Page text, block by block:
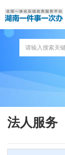
法人服务